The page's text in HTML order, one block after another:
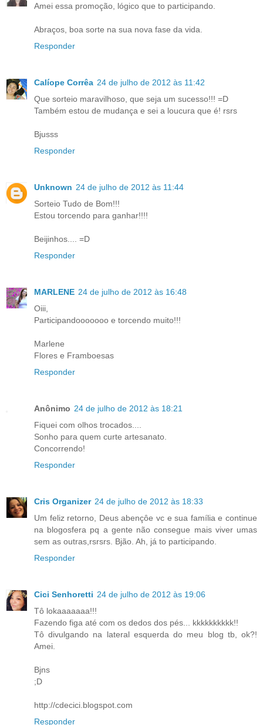
Amei essa promoção, lógico que to participando.
Abraços, boa sorte na sua nova fase da vida.
Responder
Calíope Corrêa 24 de julho de 2012 às 11:42
Que sorteio maravilhoso, que seja um sucesso!!! =D
Também estou de mudança e sei a loucura que é! rsrs
Bjusss
Responder
Unknown 24 de julho de 2012 às 11:44
Sorteio Tudo de Bom!!!
Estou torcendo para ganhar!!!!
Beijinhos.... =D
Responder
MARLENE 24 de julho de 2012 às 16:48
Oiii,
Participandooooooo e torcendo muito!!!
Marlene
Flores e Framboesas
Responder
Anônimo 24 de julho de 2012 às 18:21
Fiquei com olhos trocados....
Sonho para quem curte artesanato.
Concorrendo!
Responder
Cris Organizer 24 de julho de 2012 às 18:33
Um feliz retorno, Deus abençôe vc e sua família e continue
na blogosfera pq a gente não consegue mais viver umas
sem as outras,rsrsrs. Bjão. Ah, já to participando.
Responder
Cici Senhoretti 24 de julho de 2012 às 19:06
Tô lokaaaaaaa!!!
Fazendo figa até com os dedos dos pés... kkkkkkkkkk!!
Tô divulgando na lateral esquerda do meu blog tb, ok?!
Amei.
Bjns
;D
http://cdecici.blogspot.com
Responder